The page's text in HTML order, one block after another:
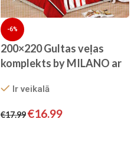
-6%
200×220 Gultas veļas
komplekts by MILANO ar
SATĪNS
Ir veikalā
€17.99€16.99